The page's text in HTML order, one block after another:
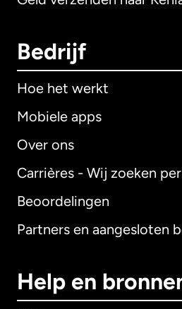
Bedrijf
Hoe het werkt
Mobiele apps
Over ons
Carrières - Wij zoeken
Beoordelingen
Partners en aangesloten
Help en